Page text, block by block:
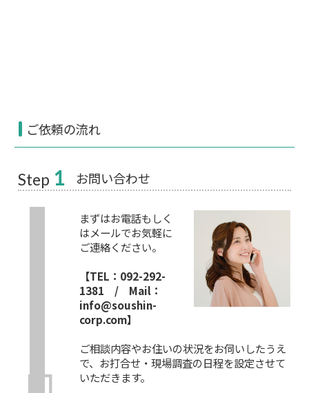
ご依頼の流れ
Step 1 お問い合わせ
まずはお電話もしく
はメールでお気軽に
ご連絡ください。
【TEL：092-292-
1381 / Mail：
info@soushin-
corp.com】
ご相談内容やお住いの状況をお伺いしたうえ
で、お打合せ・現場調査の日程を設定させて
いただきます。